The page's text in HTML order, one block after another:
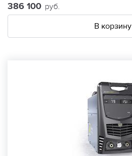
386 100 руб.
В корзину